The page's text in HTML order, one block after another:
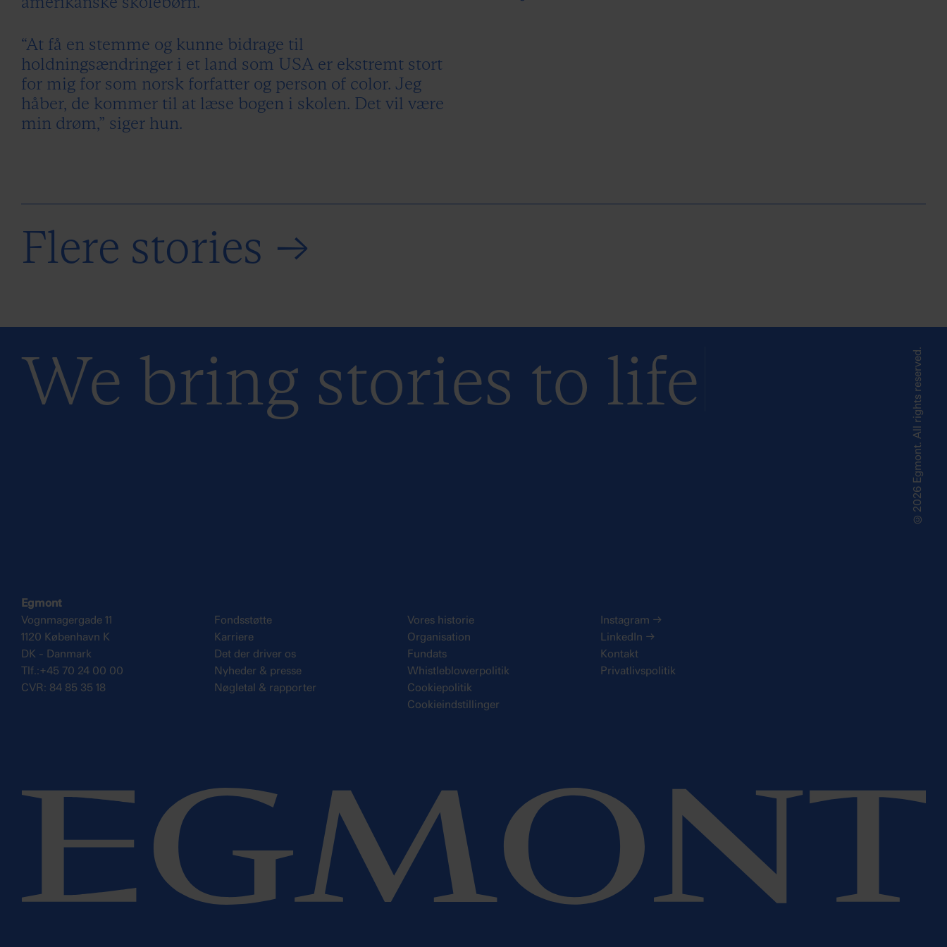
“At få en stemme og kunne bidrage til
holdningsændringer i et land som USA er ekstremt stort
for mig for som norsk forfatter og person of color. Jeg
håber, de kommer til at læse bogen i skolen. Det vil være
min drøm,” siger hun.
Flere stories →
We bring stories to life ©2026 Egmont. All rights reserved.
Egmont
Vognmagergade 11
1120 København K
DK - Danmark
Tlf.:+45 70 24 00 00
CVR: 84 85 35 18
Fondsstøtte
Karriere
Det der driver os
Nyheder & presse
Nøgletal & rapporter
Vores historie
Organisation
Fundats
Whistleblowerpolitik
Cookiepolitik
Cookieindstillinger
Instagram →
LinkedIn →
Kontakt
Privatlivspolitik